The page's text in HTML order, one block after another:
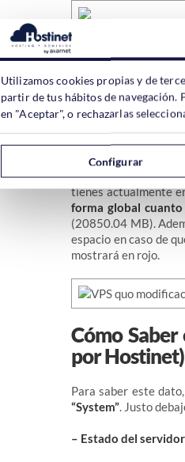
– Funciones de la
Al pulsar con el
tienes actualmente
forma global
(20850.04 MB).
espacio en caso de
mostrará en rojo.
Cómo
por Hostinet)
Para saber este
“System”. Justo
– Estado del
Utilizamos cookies propias y de
partir de tus hábitos de navegación.
en "Aceptar", o rechazarlas
Configurar